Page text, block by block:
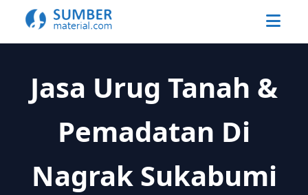
Jasa Urug Tanah &
Pemadatan Di
Nagrak Sukabumi